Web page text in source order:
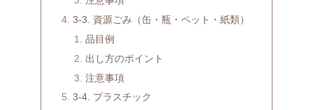
3-3. 資源ごみ（缶・瓶・ペット・紙類）
品目例
出し方のポイント
注意事項
3-4. プラスチック